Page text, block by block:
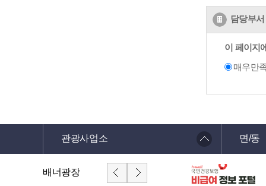
담당부서
이 페이지
매우만
관광사업소 면/동
배너광장